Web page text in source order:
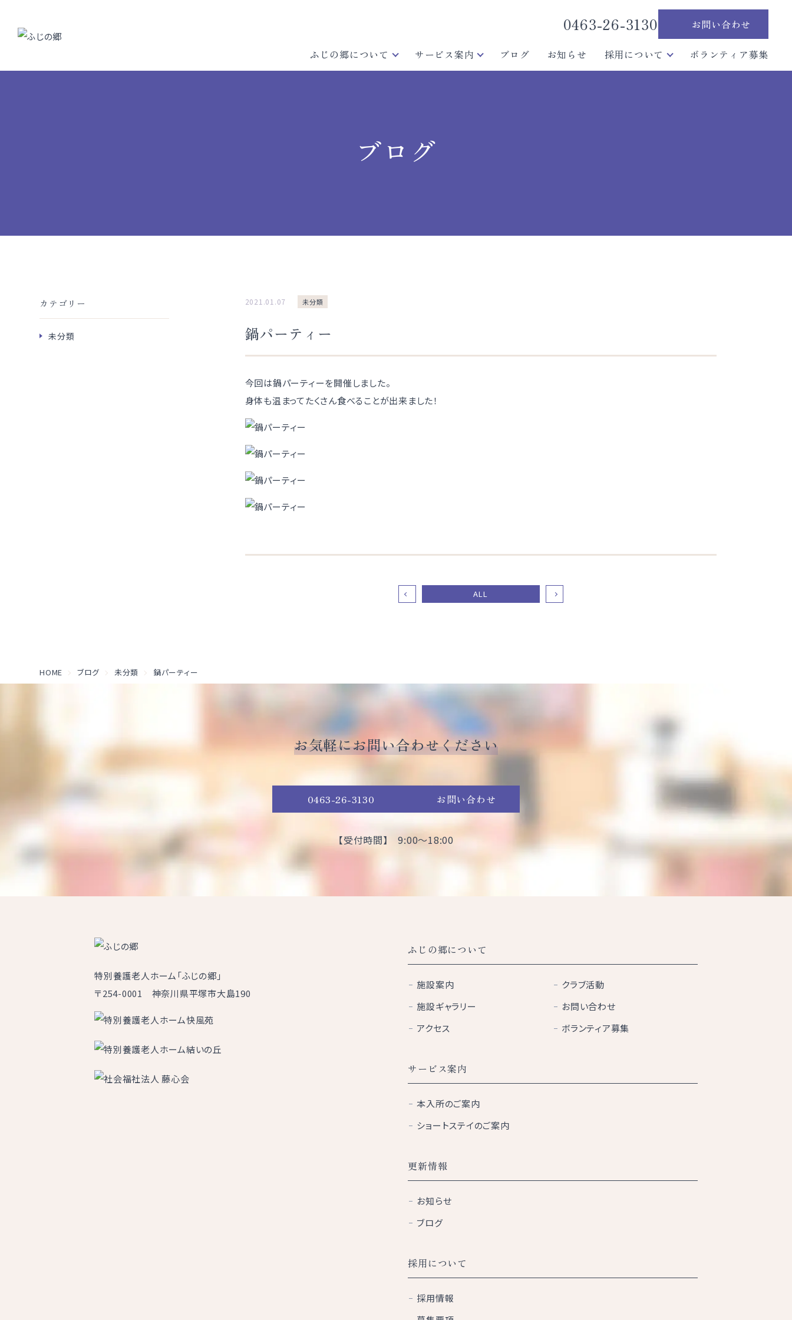
0463-26-3130 お問い合わせ
ふじの郷について サービス案内 ブログ お知らせ 採用について ボランティア募集
ブログ
カテゴリー
未分類
2021.01.07 未分類
鍋パーティー
今回は鍋パーティーを開催しました。
身体も温まってたくさん食べることが出来ました！
ALL
HOME ブログ 未分類 鍋パーティー
お気軽にお問い合わせください
0463-26-3130 お問い合わせ
【受付時間】 9:00～18:00
特別養護老人ホーム「ふじの郷」
〒254-0001 神奈川県平塚市大島190
ふじの郷について
施設案内
クラブ活動
施設ギャラリー
お問い合わせ
アクセス
ボランティア募集
サービス案内
本入所のご案内
ショートステイのご案内
更新情報
お知らせ
ブログ
採用について
採用情報